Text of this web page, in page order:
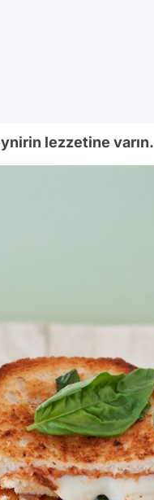
lezzetine varın.